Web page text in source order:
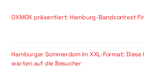
OXMOX präsentiert: Hamburg-Bandcontest
Hamburger Sommerdom im XXL-Format:
warten auf die Besucher